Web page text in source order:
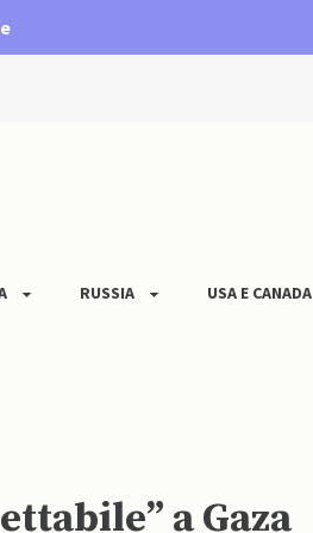
RUSSIA USA E CANADA
a Gaza